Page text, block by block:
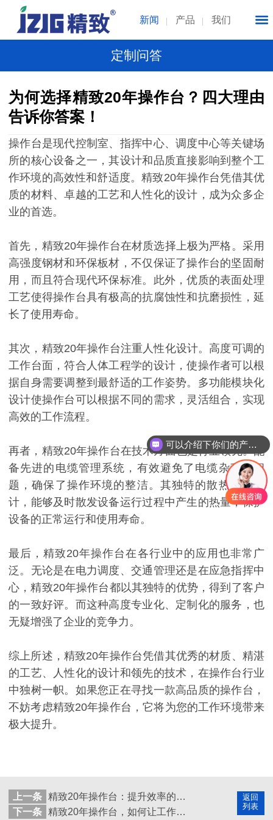
新闻 产品 我们
定制问答
为何选择精致20年操作台？四大理由
告诉你答案！
操作台是现代控制室、指挥中心、调度中心等关键场
所的核心设备之一，其设计和品质直接影响到整个工
作环境的高效性和舒适度。精致20年操作台凭借其优
质的材料、卓越的工艺和人性化的设计，成为众多企
业的首选。
首先，精致20年操作台在材质选择上极为严格。采用
高强度钢材和环保板材，不仅保证了操作台的坚固耐
用，而且符合现代环保标准。此外，优质的表面处理
工艺使得操作台具有极高的抗腐蚀性和抗磨损性，延
长了使用寿命。
其次，精致20年操作台注重人性化设计。高度可调的
工作台面，符合人体工程学的设计，使操作者可以根
据自身需要调整到最舒适的工作姿势。多功能模块化
设计使操作台可以根据不同的需求，灵活组合，实现
高效的工作流程。
再者，精致20年操作台在技术方面也是行业领先。配
备先进的电缆管理系统，有效避免了电缆杂乱的问
题，确保了操作环境的整洁。其独特的散热系统设
计，能够及时散发设备运行过程中产生的热量，保护
设备的正常运行和使用寿命。
最后，精致20年操作台在各行业中的应用也非常广
泛。无论是在电力调度、交通管理还是在应急指挥中
心，精致20年操作台都以其独特的优势，得到了客户
的一致好评。而这种高度专业化、定制化的服务，也
无疑增强了企业的竞争力。
综上所述，精致20年操作台凭借其优秀的材质、精湛
的工艺、人性化的设计和领先的技术，在操作台行业
中独树一帜。如果您正在寻找一款高品质的操作台，
不妨考虑精致20年操作台，它将为您的工作环境带来
极大提升。
返回
列表
上一条
精致20年操作台：提升效率的5个实用技巧大揭秘
下一条
精致20年操作台，如何让工作更高效？
可以介绍下你们的产品么